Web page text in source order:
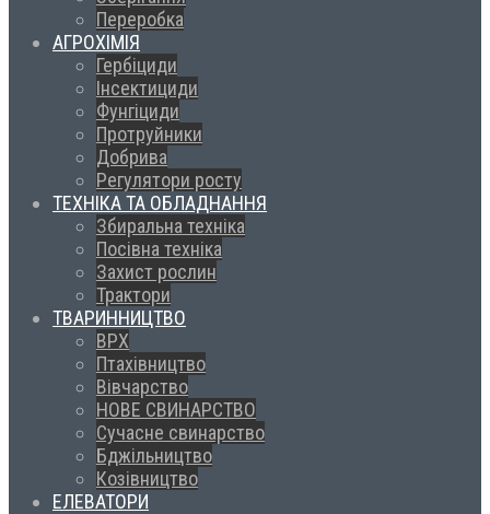
Переробка
АГРОХІМІЯ
Гербіциди
Інсектициди
Фунгіциди
Протруйники
Добрива
Регулятори росту
ТЕХНІКА ТА ОБЛАДНАННЯ
Збиральна техніка
Посівна техніка
Захист рослин
Трактори
ТВАРИННИЦТВО
ВРХ
Птахівництво
Вівчарство
НОВЕ СВИНАРСТВО
Сучасне свинарство
Бджільництво
Козівництво
ЕЛЕВАТОРИ